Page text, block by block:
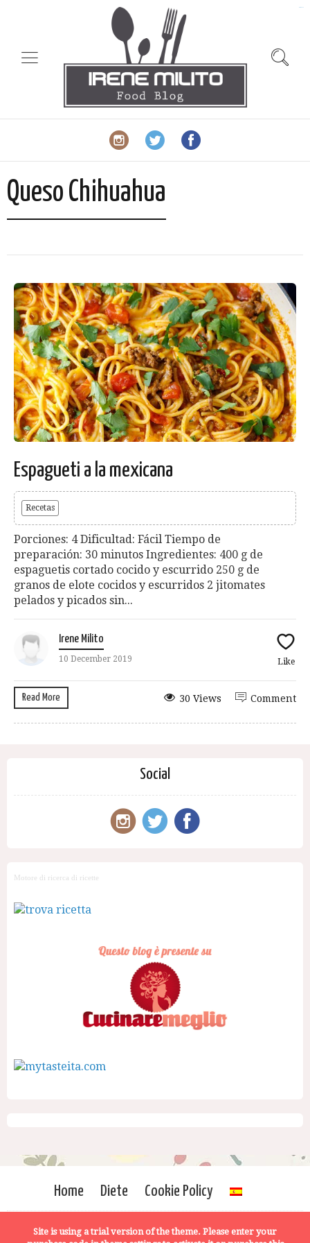
Queso Chihuahua
Espagueti a la mexicana
Recetas
Porciones: 4 Dificultad: Fácil Tiempo de
preparación: 30 minutos Ingredientes: 400 g de
espaguetis cortado cocido y escurrido 250 g de
granos de elote cocidos y escurridos 2 jitomates
pelados y picados sin...
Irene Milito
10 December 2019 Like
Read More Comment
30 Views
Social
Motore di ricerca di ricette
Home Diete Cookie Policy
Site is using a trial version of the theme. Please enter your